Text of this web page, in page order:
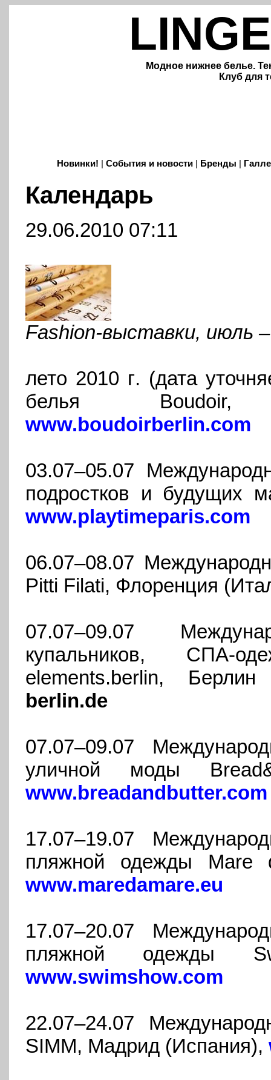
Модное нижнее белье.
Клуб для
Новинки! События и новости| Бренды
Календарь
29.06.2010 07:11
Fashion-выставки, июль
лето 2010 г. (дата
белья Boudoir,
www.boudoirberlin.com
03.07–05.07
подростков и будущих
www.playtimeparis.com
06.07–08.07
Pitti Filati, Флоренция
07.07–09.07
купальников, СПА-
elements.berlin,
berlin.de
07.07–09.07
уличной моды
www.breadandbutter.com
17.07–19.07
пляжной одежды Mare
www.maredamare.eu
17.07–20.07
пляжной одежды
www.swimshow.com
22.07–24.07
SIMM, Мадрид (Испания),